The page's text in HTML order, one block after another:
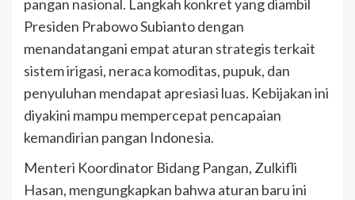
pangan nasional. Langkah konkret yang diambil
Presiden Prabowo Subianto dengan
menandatangani empat aturan strategis terkait
sistem irigasi, neraca komoditas, pupuk, dan
penyuluhan mendapat apresiasi luas. Kebijakan ini
diyakini mampu mempercepat pencapaian
kemandirian pangan Indonesia.
Menteri Koordinator Bidang Pangan, Zulkifli
Hasan, mengungkapkan bahwa aturan baru ini